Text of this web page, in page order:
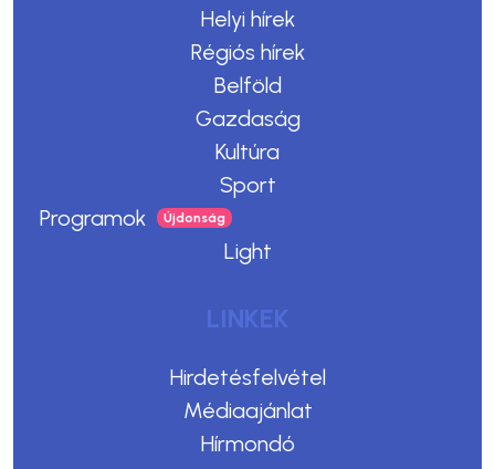
Helyi hírek
Régiós hírek
Belföld
Gazdaság
Kultúra
Sport
Programok
Light
LINKEK
Hirdetésfelvétel
Médiaajánlat
Hírmondó